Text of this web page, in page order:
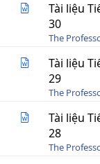
Tài liệu
30
The
Tài liệu
29
The
Tài liệu
28
The